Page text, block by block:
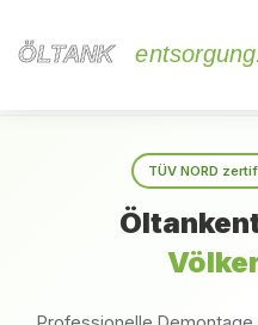
ÖLTANK
ÖLTANK
TÜV NORD